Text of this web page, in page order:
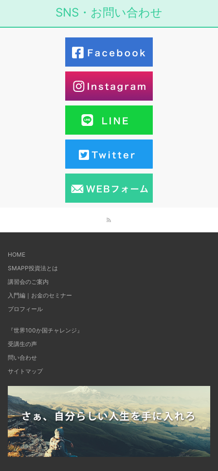
SNS・お問い合わせ
HOME
SMAPP投資法とは
講習会のご案内
入門編｜お金のセミナー
プロフィール
『世界100か国チャレンジ』
受講生の声
問い合わせ
サイトマップ